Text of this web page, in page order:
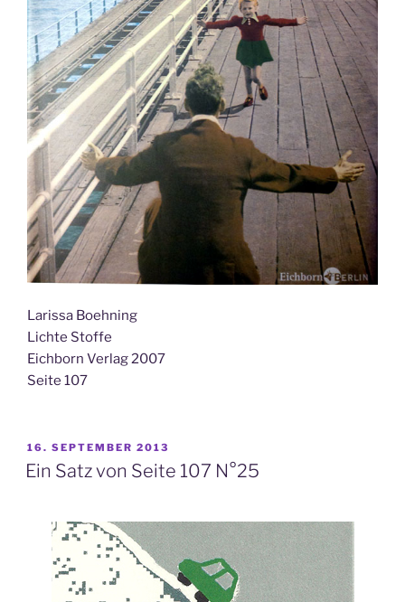
Larissa Boehning
Lichte Stoffe
Eichborn Verlag 2007
Seite 107
VERÖFFENTLICHT
AM
16. SEPTEMBER 2013
Ein Satz von Seite 107 N°25